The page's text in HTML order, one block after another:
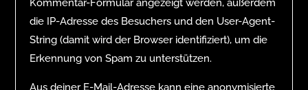
Kommentar-Formular angezeigt werden, außerdem
die IP-Adresse des Besuchers und den User-Agent-
String (damit wird der Browser identifiziert), um die
Erkennung von Spam zu unterstützen.
Aus deiner E-Mail-Adresse kann eine anonymisierte